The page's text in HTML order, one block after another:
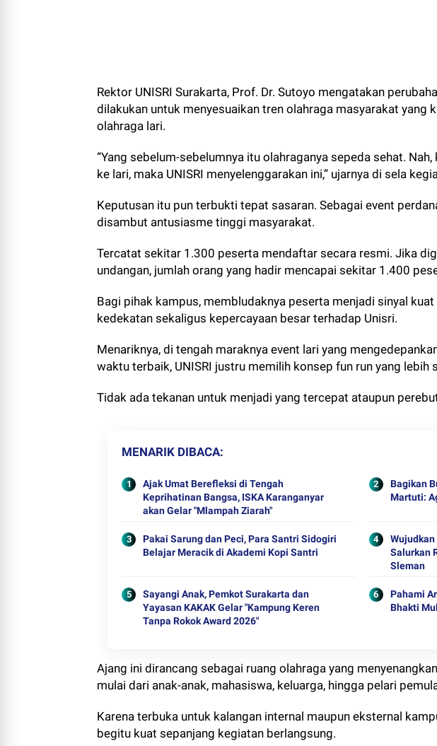
Rektor UNISRI Surakarta, Prof. Dr. Sutoyo mengatakan
dilakukan untuk menyesuaikan tren olahraga masyarakat yang
olahraga lari.
“Yang sebelum-sebelumnya itu olahraganya sepeda sehat.
ke lari, maka UNISRI menyelenggarakan ini,” ujarnya di sela
Keputusan itu pun terbukti tepat sasaran. Sebagai event
disambut antusiasme tinggi masyarakat.
Tercatat sekitar 1.300 peserta mendaftar secara resmi. Jika
undangan, jumlah orang yang hadir mencapai sekitar 1.400
Bagi pihak kampus, membludaknya peserta menjadi sinyal
kedekatan sekaligus kepercayaan besar terhadap Unisri.
Menariknya, di tengah maraknya event lari yang
waktu terbaik, UNISRI justru memilih konsep fun run yang lebih
Tidak ada tekanan untuk menjadi yang tercepat ataupun
MENARIK DIBACA
Ajak Umat Berefleksi di Tengah
Keprihatinan Bangsa, ISKA Karanganyar
akan Gelar "Mlampah Ziarah"
Bagikan
Martuti:
Pakai Sarung dan Peci, Para Santri Sidogiri
Belajar Meracik di Akademi Kopi Santri
Salurkan
Sleman
Sayangi Anak, Pemkot Surakarta dan
Yayasan KAKAK Gelar "Kampung Keren
Tanpa Rokok Award 2026"
Pahami
Bhakti
Ajang ini dirancang sebagai ruang olahraga yang
mulai dari anak-anak, mahasiswa, keluarga, hingga pelari
Karena terbuka untuk kalangan internal maupun eksternal
begitu kuat sepanjang kegiatan berlangsung.